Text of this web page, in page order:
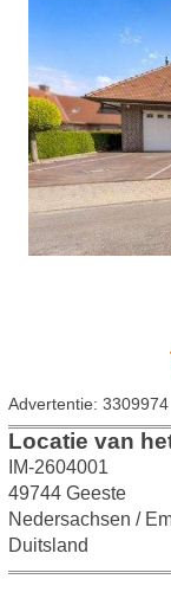
Advertentie: 3309974
Locatie van
IM-2604001
49744 Geeste
Nedersachsen /
Duitsland